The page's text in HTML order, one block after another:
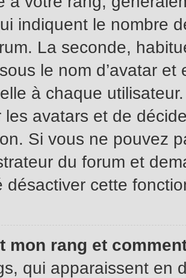
indiquent le nombre
La seconde,
le nom d’avatar
à chaque
les avatars et de
Si vous ne pouvez
du forum et
désactiver cette
mon rang et
qui apparaissent en